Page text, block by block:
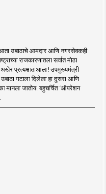
उबाठाचे आमदार आणि नगरसेवकही
राजकारणातला सर्वात मोठा
प्रत्यक्षात आला! उपमुख्यमंत्री
गटाला दिलेला हा दुसरा आणि
मानला जातोय. बहुचर्चित ‘ऑपरेशन